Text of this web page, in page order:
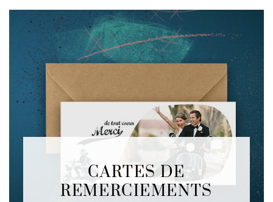
CARTES DE
REMERCIEMENTS